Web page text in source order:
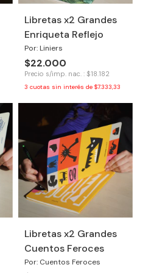
Libretas x2 Grandes
Enriqueta Reflejo
Por: Liniers
$22.000
Precio s/imp. nac. : $18.182
3 cuotas sin interés de $7.333,33
Libretas x2 Grandes
Cuentos Feroces
Por: Cuentos Feroces